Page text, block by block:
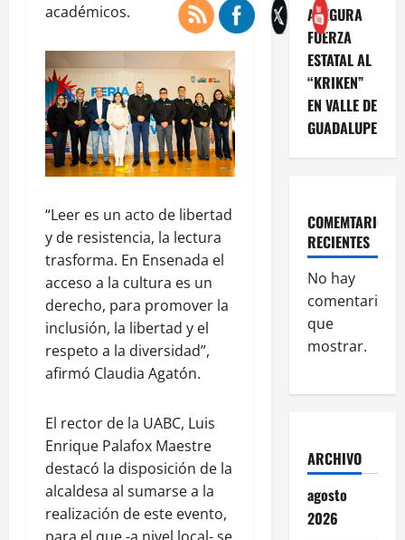
académicos.
“Leer es un acto de libertad
y de resistencia, la lectura
trasforma. En Ensenada el
acceso a la cultura es un
derecho, para promover la
inclusión, la libertad y el
respeto a la diversidad”,
afirmó Claudia Agatón.
El rector de la UABC, Luis
Enrique Palafox Maestre
destacó la disposición de la
alcaldesa al sumarse a la
realización de este evento,
ASEGURA
FUERZA
ESTATAL AL
“KRIKEN”
EN VALLE DE
GUADALUPE
COMEMTARIOS
RECIENTES
No hay
comentarios
que
mostrar.
ARCHIVO
agosto
2026